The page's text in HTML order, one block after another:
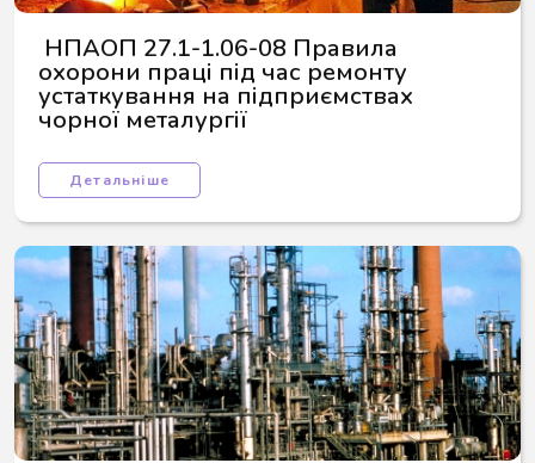
охорони праці під час ремонту
устаткування на підприємствах
чорної металургії
Детальніше